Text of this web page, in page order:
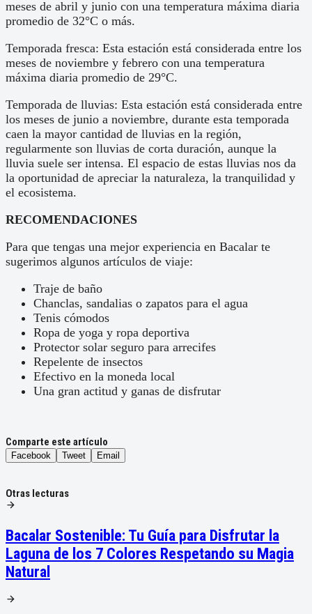
meses de abril y junio con una temperatura máxima diaria
promedio de 32°C o más.
Temporada fresca: Esta estación está considerada entre los
meses de noviembre y febrero con una temperatura
máxima diaria promedio de 29°C.
Temporada de lluvias: Esta estación está considerada entre
los meses de junio a noviembre, durante esta temporada
caen la mayor cantidad de lluvias en la región,
regularmente son lluvias de corta duración, aunque la
lluvia suele ser intensa. El espacio de estas lluvias nos da
la oportunidad de apreciar la naturaleza, la tranquilidad y
el ecosistema.
RECOMENDACIONES
Para que tengas una mejor experiencia en Bacalar te
sugerimos algunos artículos de viaje:
Traje de baño
Chanclas, sandalias o zapatos para el agua
Tenis cómodos
Ropa de yoga y ropa deportiva
Protector solar seguro para arrecifes
Repelente de insectos
Efectivo en la moneda local
Una gran actitud y ganas de disfrutar
Comparte este artículo
Facebook Tweet Email
Otras lecturas
Bacalar Sostenible: Tu Guía para Disfrutar la
Laguna de los 7 Colores Respetando su Magia
Natural